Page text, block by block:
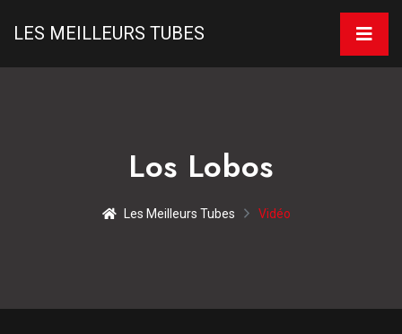
LES MEILLEURS TUBES
Los Lobos
Les Meilleurs Tubes Vidéo